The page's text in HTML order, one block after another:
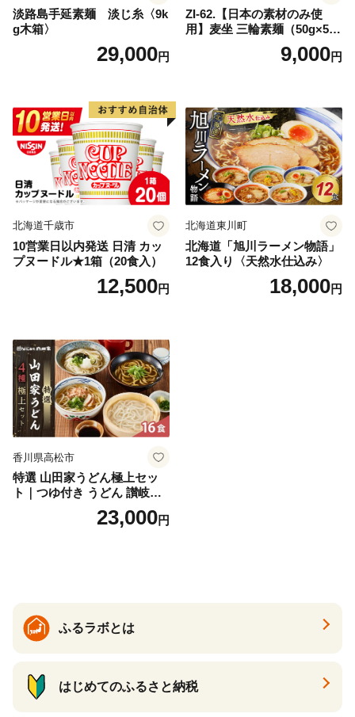
淡路島手延素麺 淡じ糸〈9k
g木箱〉
29,000円
ZI-62.【日本の素材のみ使
用】麦坐 三輪素麺（50g×5束
9,000円
北海道千歳市
10営業日以内発送 日清 カッ
プヌードル★1箱（20食入）
12,500円
北海道東川町
北海道「旭川ラーメン物語」
12食入り〈天然水仕込み〉
18,000円
香川県高松市
特選 山田家うどん極上セッ
ト｜つゆ付き うどん 讃岐う
どん さぬきうどん 生麵 うど
んセット カレーうどん 生う
23,000円
ふるラボとは
はじめてのふるさと納税